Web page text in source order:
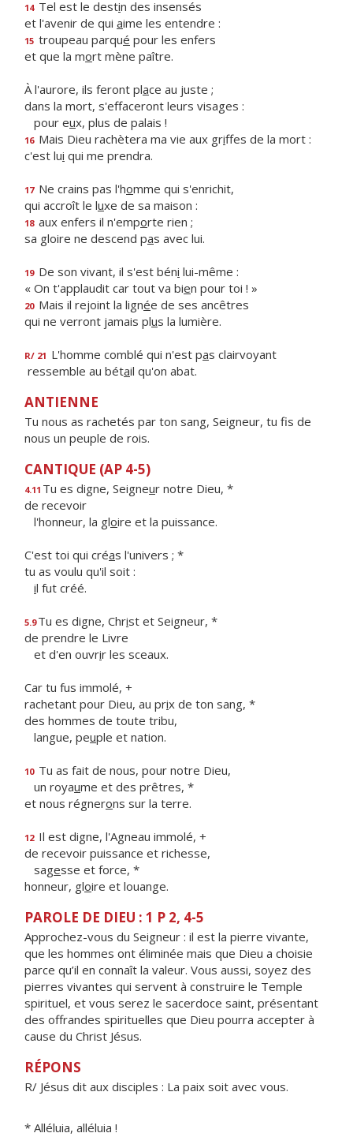
14 Tel est le destin des insensés
et l'avenir de qui aime les entendre :
15 troupeau parqué pour les enfers
et que la mort mène paître.
À l'aurore, ils feront place au juste ;
dans la mort, s'effaceront leurs visages :
pour eux, plus de palais !
16 Mais Dieu rachètera ma vie aux griffes de la mort :
c'est lui qui me prendra.
17 Ne crains pas l'homme qui s'enrichit,
qui accroît le luxe de sa maison :
18 aux enfers il n'emporte rien ;
sa gloire ne descend pas avec lui.
19 De son vivant, il s'est béni lui-même :
« On t'applaudit car tout va bien pour toi ! »
20 Mais il rejoint la lignée de ses ancêtres
qui ne verront jamais plus la lumière.
R/ 21 L'homme comblé qui n'est pas clairvoyant
ressemble au bétail qu'on abat.
ANTIENNE
Tu nous as rachetés par ton sang, Seigneur, tu fis de
nous un peuple de rois.
CANTIQUE (AP 4-5)
4.11 Tu es digne, Seigneur notre Dieu, *
de recevoir
l'honneur, la gloire et la puissance.
C'est toi qui créas l'univers ; *
tu as voulu qu'il soit :
il fut créé.
5.9 Tu es digne, Christ et Seigneur, *
de prendre le Livre
et d'en ouvrir les sceaux.
Car tu fus immolé, +
rachetant pour Dieu, au prix de ton sang, *
des hommes de toute tribu,
langue, peuple et nation.
10 Tu as fait de nous, pour notre Dieu,
un royaume et des prêtres, *
et nous régnerons sur la terre.
12 Il est digne, l'Agneau immolé, +
de recevoir puissance et richesse,
sagesse et force, *
honneur, gloire et louange.
PAROLE DE DIEU : 1 P 2, 4-5
Approchez-vous du Seigneur : il est la pierre vivante,
que les hommes ont éliminée mais que Dieu a choisie
parce qu’il en connaît la valeur. Vous aussi, soyez des
pierres vivantes qui servent à construire le Temple
spirituel, et vous serez le sacerdoce saint, présentant
des offrandes spirituelles que Dieu pourra accepter à
cause du Christ Jésus.
RÉPONS
R/ Jésus dit aux disciples : La paix soit avec vous.
* Alléluia, alléluia !